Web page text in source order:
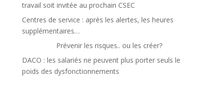
travail soit invitée au prochain CSEC
Centres de service : après les alertes, les heures
supplémentaires…
Prévenir les risques.. ou les créer?
DACO : les salariés ne peuvent plus porter seuls le
poids des dysfonctionnements